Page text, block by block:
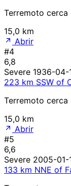
Terremoto cerca
15,0 km
Abrir
#4
6,8
Severe 1936-04-
223 km SSW of
Terremoto cerca
15,0 km
Abrir
#5
6,6
Severe 2005-01-
133 km NNE of